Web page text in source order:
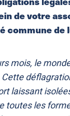
de votre
commune
mois, le
laissant
toutes les